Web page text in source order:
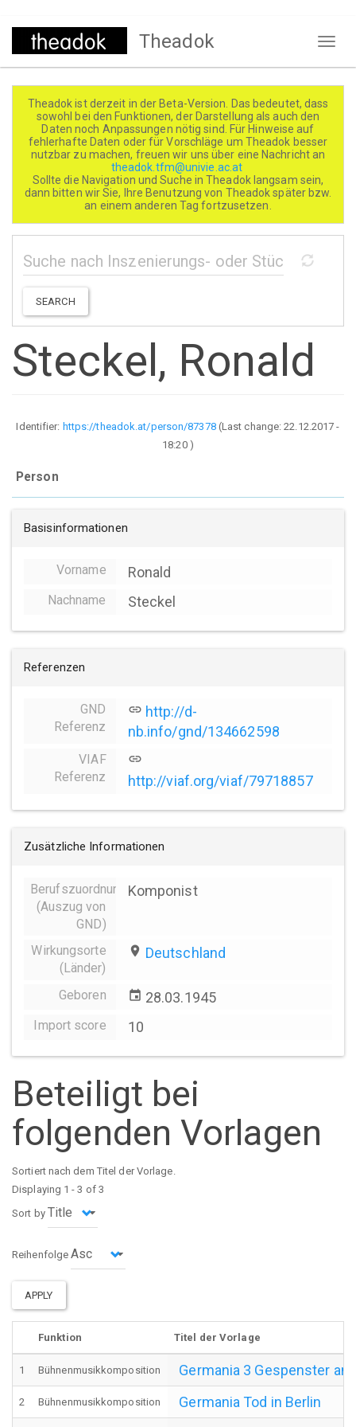
Direkt
Theadok
Theadok ist derzeit in der Beta-Version. Das bedeutet, dass
sowohl bei den Funktionen, der Darstellung als auch den
Daten noch Anpassungen nötig sind. Für Hinweise auf
fehlerhafte Daten oder für Vorschläge um Theadok besser
nutzbar zu machen, freuen wir uns über eine Nachricht an
theadok.tfm@univie.ac.at
Sollte die Navigation und Suche in Theadok langsam sein,
dann bitten wir Sie, Ihre Benutzung von Theadok später bzw.
an einem anderen Tag fortzusetzen.
SEARCH
Steckel, Ronald
Identifier: https://theadok.at/person/87378(Last change:22.12.2017 -
18:20)
Person
Basisinformationen
Vorname Ronald
Nachname Steckel
Referenzen
GND
Referenz
link http://d-
nb.info/gnd/134662598
VIAF
Referenz
link
http://viaf.org/viaf/79718857
Zusätzliche Informationen
Berufszuordnungen
(Auszug von
GND)
Komponist
Wirkungsorte
(Länder)
place Deutschland
Geboren event 28.03.1945
Import score 10
Beteiligt bei
folgenden Vorlagen
Sortiert nach dem Titel der Vorlage.
Displaying 1 - 3 of 3
Sort by
Reihenfolge
APPLY
Funktion Titel der Vorlage
1 Bühnenmusikkomposition Germania 3 Gespenster
2 Bühnenmusikkomposition
Germania Tod in Berlin